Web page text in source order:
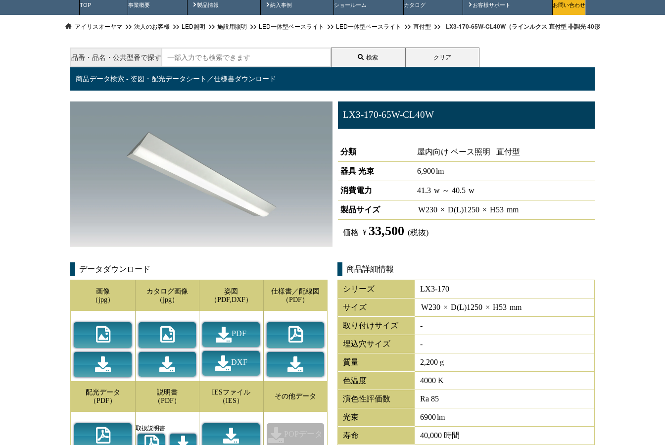
TOP 事業概要 製品情報
製品動画 納入事例
納入事例動画 ショールーム カタログ お客様サポート
安全にご使用いただくためにお問い合わせ
アイリスオーヤマ 法人のお客様 LED照明 施設用照明 LED一体型ベースライト LED一体型ベースライト 直付型 LX3-170-65W-CL40W（ラインルクス 直付型 非調光 40形 幅230 ）
品番・品名・公共型番で探す 検索 クリア
商品データ検索 - 姿図・配光データシート／仕様書ダウンロード
LX3-170-65W-CL40W
分類
屋内向け ベース照明 直付型
器具 光束 6,900lm
消費電力 41.3 w ～ 40.5 w
製品サイズ W230 × D(L)1250 × H53 mm
価格 ¥ 33,500 (税抜)
データダウンロード
画像
（jpg）
カタログ画像
（jpg）
姿図
（PDF,DXF）
PDF
DXF
仕様書／配線図
（PDF）
配光データ
（PDF）
説明書
（PDF）
取扱説明書
IESファイル
（IES）
その他データ
POPデータ
商品詳細情報
シリーズ LX3-170
サイズ W230 × D(L)1250 × H53 mm
取り付けサイズ -
埋込穴サイズ -
質量 2,200 g
色温度 4000 K
演色性評価数 Ra 85
光束 6900lm
寿命 40,000 時間